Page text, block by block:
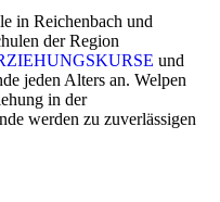
in Reichenbach und
der Region
und
jeden Alters an. Welpen
in der
werden zu zuverlässigen